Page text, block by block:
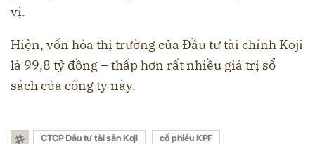
vị.
Hiện, vốn hóa thị trường của Đầu tư tài chính Koji
là 99,8 tỷ đồng – thấp hơn rất nhiều giá trị sổ
sách của công ty này.
CTCP Đầu tư tài sản Koji
cổ phiếu KPF